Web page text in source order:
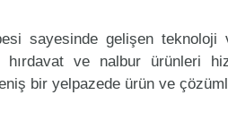
sayesinde gelişen
ve nalbur ürünleri
bir yelpazede ürün ve